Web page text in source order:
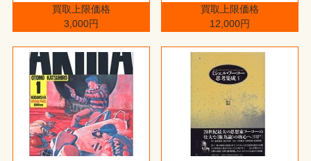
買取上限価格
3,000円
買取上限価格
12,000円